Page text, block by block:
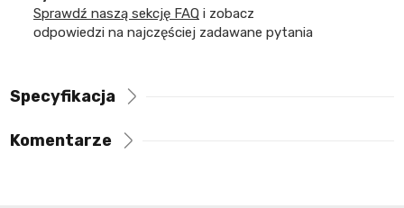
Sprawdź naszą sekcję FAQ i zobacz
odpowiedzi na najczęściej zadawane pytania
Specyfikacja
Komentarze